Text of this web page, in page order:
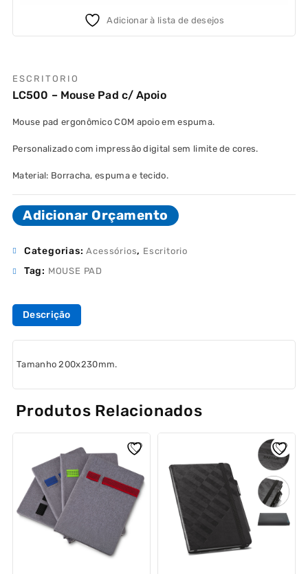
Adicionar à lista de desejos
ESCRITORIO
LC500 – Mouse Pad c/ Apoio
Mouse pad ergonômico COM apoio em espuma.
Personalizado com impressão digital sem limite de cores.
Material: Borracha, espuma e tecido.
Adicionar Orçamento
Categorias:Acessórios, Escritorio
Tag: MOUSE PAD
Descrição
Tamanho 200x230mm.
Produtos Relacionados